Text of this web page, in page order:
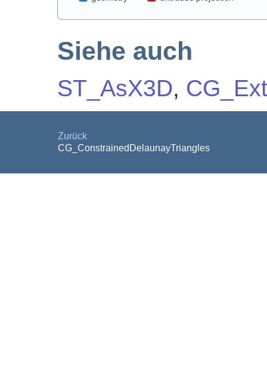
Siehe auch
ST_AsX3D,
Zurück
CG_ConstrainedDelaunayTriangles